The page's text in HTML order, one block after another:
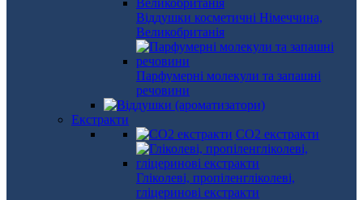
Віддушки косметичні Німеччина,
Великобританія
Парфумерні молекули та запашні
речовини
Екстракти
СО2 екстракти
Гліколеві, пропіленгліколеві,
гліцеринові екстракти